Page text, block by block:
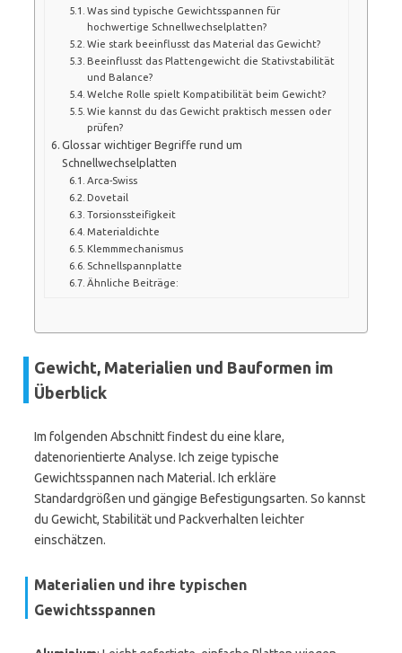
Was sind typische Gewichtsspannen für
hochwertige Schnellwechselplatten?
Wie stark beeinflusst das Material das Gewicht?
Beeinflusst das Plattengewicht die Stativstabilität
und Balance?
Welche Rolle spielt Kompatibilität beim Gewicht?
Wie kannst du das Gewicht praktisch messen oder
prüfen?
Glossar wichtiger Begriffe rund um
Schnellwechselplatten
Arca-Swiss
Dovetail
Torsionssteifigkeit
Materialdichte
Klemmmechanismus
Schnellspannplatte
Ähnliche Beiträge:
Gewicht, Materialien und Bauformen im
Überblick
Im folgenden Abschnitt findest du eine klare,
datenorientierte Analyse. Ich zeige typische
Gewichtsspannen nach Material. Ich erkläre
Standardgrößen und gängige Befestigungsarten. So kannst
du Gewicht, Stabilität und Packverhalten leichter
einschätzen.
Materialien und ihre typischen
Gewichtsspannen